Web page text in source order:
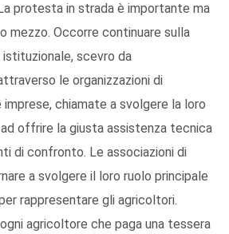
protesta in strada è importante ma
mezzo. Occorre continuare sulla
scevro da
le organizzazioni di
chiamate a svolgere la loro
offrire la giusta assistenza tecnica
di confronto. Le associazioni di
a svolgere il loro ruolo principale
rappresentare gli agricoltori.
agricoltore che paga una tessera